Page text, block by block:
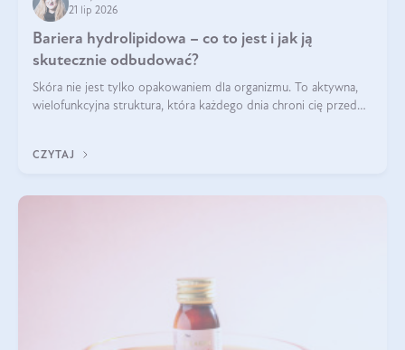
21 lip 2026
Bariera hydrolipidowa – co to jest i jak ją
skutecznie odbudować?
Skóra nie jest tylko opakowaniem dla organizmu. To aktywna,
wielofunkcyjna struktura, która każdego dnia chroni cię przed
bariera hydrolipidowa.
CZYTAJ